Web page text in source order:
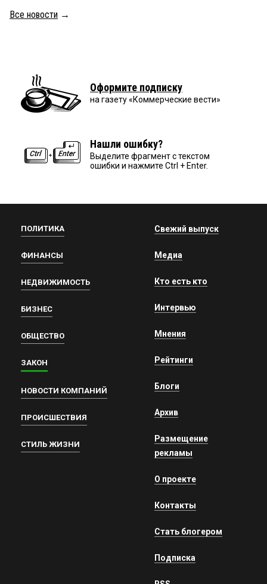
Все новости →
Оформите подписку
на газету «Коммерческие вести»
Нашли ошибку?
Выделите фрагмент с текстом
ошибки и нажмите Ctrl + Enter.
ПОЛИТИКА
ФИНАНСЫ
НЕДВИЖИМОСТЬ
БИЗНЕС
ОБЩЕСТВО
ЗАКОН
НОВОСТИ КОМПАНИЙ
ПРОИСШЕСТВИЯ
СТИЛЬ ЖИЗНИ
Свежий выпуск
Медиа
Кто есть кто
Интервью
Мнения
Рейтинги
Блоги
Архив
Размещение
рекламы
О проекте
Контакты
Стать блогером
Подписка